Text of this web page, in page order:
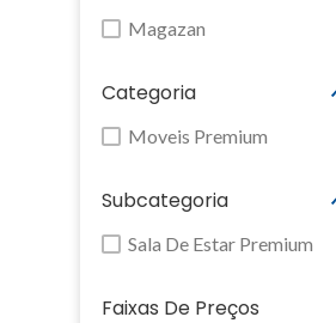
Magazan
Categoria
Moveis Premium
Subcategoria
Sala De Estar Premium
Faixas De Preço